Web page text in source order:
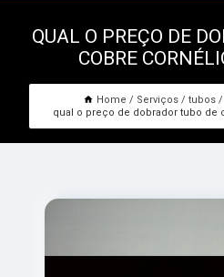
QUAL O PREÇO DE
COBRE
Home Serviços tubos
qual o preço de dobrador tubo de